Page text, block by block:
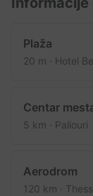
Plaža
20 m · Hotel
Centar
5 km · Paliouri
Aerodrom
120 km ·